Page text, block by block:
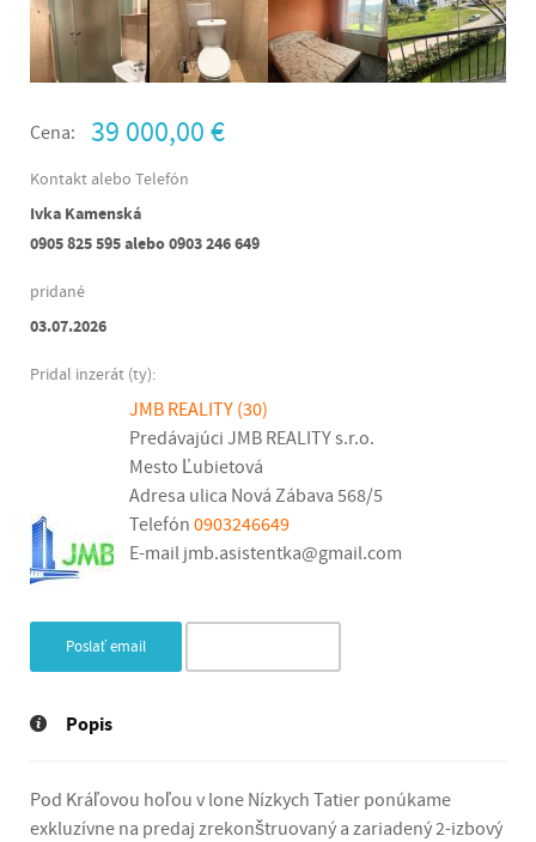
Cena: 39 000,00€
Kontakt alebo Telefón
Ivka Kamenská
0905 825 595 alebo 0903 246 649
pridané
03.07.2026
Pridal inzerát (ty):
JMB REALITY (30)
Predávajúci JMB REALITY s.r.o.
Mesto Ľubietová
Adresa ulica Nová Zábava 568/5
Telefón 0903246649
E-mail jmb.asistentka@gmail.com
Poslať email
Popis
Pod Kráľovou hoľou v lone Nízkych Tatier ponúkame
exkluzívne na predaj zrekonštruovaný a zariadený 2-izbový